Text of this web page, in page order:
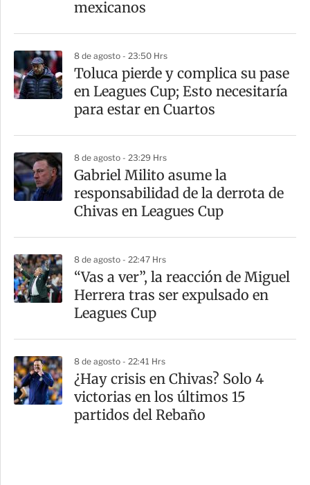
mexicanos
8 de agosto - 23:50 Hrs
Toluca pierde y complica su pase
en Leagues Cup; Esto necesitaría
para estar en Cuartos
8 de agosto - 23:29 Hrs
Gabriel Milito asume la
responsabilidad de la derrota de
Chivas en Leagues Cup
8 de agosto - 22:47 Hrs
“Vas a ver”, la reacción de Miguel
Herrera tras ser expulsado en
Leagues Cup
8 de agosto - 22:41 Hrs
¿Hay crisis en Chivas? Solo 4
victorias en los últimos 15
partidos del Rebaño